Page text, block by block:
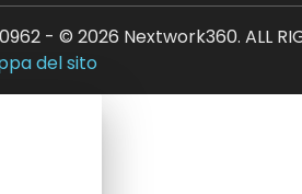
- © 2026 Nextwork360. ALL
del sito